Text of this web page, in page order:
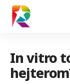
In vitro